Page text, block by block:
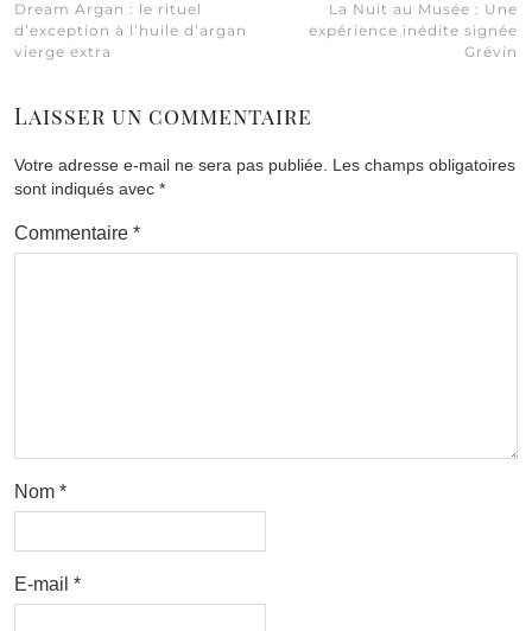
Dream Argan : le rituel
d’exception à l’huile d’argan
vierge extra
La Nuit au Musée : Une
expérience inédite signée
Grévin
Laisser un commentaire
Votre adresse e-mail ne sera pas publiée. Les champs obligatoires
sont indiqués avec *
Commentaire *
Nom *
E-mail *